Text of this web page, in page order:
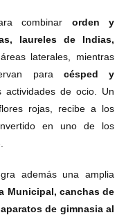
combinar orden y
laureles de Indias,
laterales, mientras
para césped y
actividades de ocio. Un
rojas, recibe a los
en uno de los
además una amplia
Municipal, canchas de
aparatos de gimnasia al